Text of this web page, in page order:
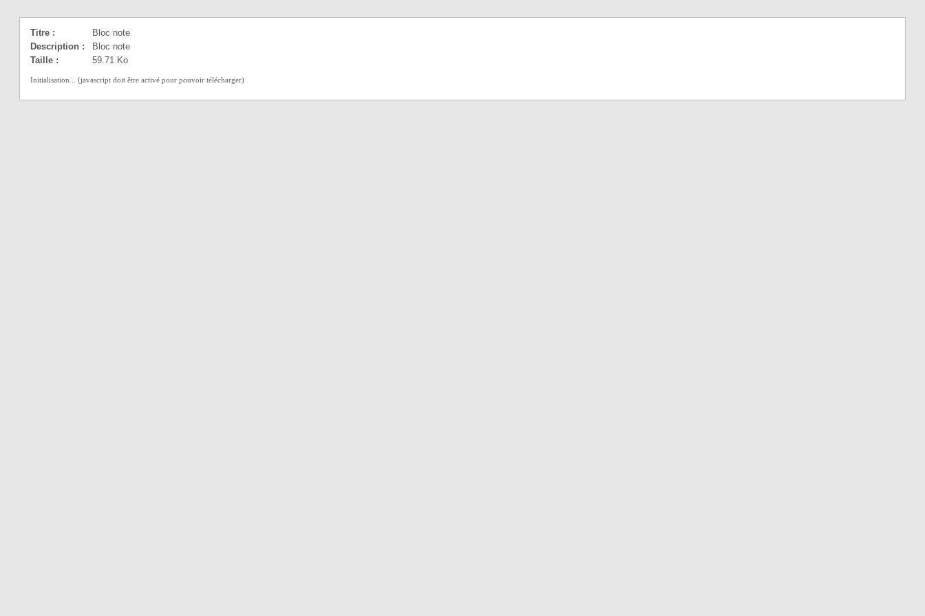
Titre :
Bloc note
Description :
Bloc note
Taille :
59.71 Ko
Initialisation... (javascript doit être activé pour pouvoir télécharger)